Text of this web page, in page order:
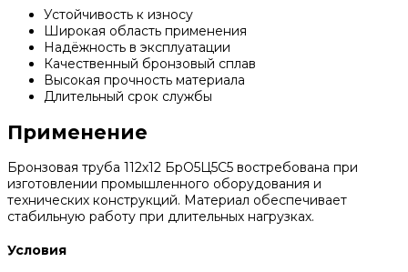
Устойчивость к износу
Широкая область применения
Надёжность в эксплуатации
Качественный бронзовый сплав
Высокая прочность материала
Длительный срок службы
Применение
Бронзовая труба 112х12 БрО5Ц5С5 востребована при
изготовлении промышленного оборудования и
технических конструкций. Материал обеспечивает
стабильную работу при длительных нагрузках.
Условия